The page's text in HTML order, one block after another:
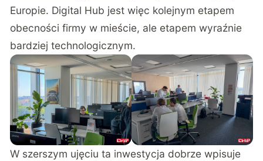
Europie. Digital Hub jest więc kolejnym etapem
obecności firmy w mieście, ale etapem wyraźnie
bardziej technologicznym.
W szerszym ujęciu ta inwestycja dobrze wpisuje